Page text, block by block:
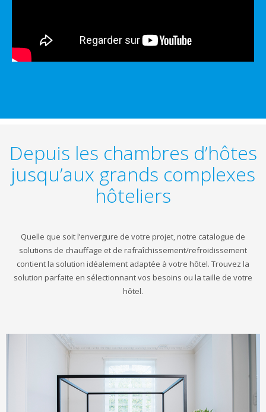
Depuis les chambres d’hôtes
jusqu’aux grands complexes
hôteliers
Quelle que soit l’envergure de votre projet, notre catalogue de
solutions de chauffage et de rafraîchissement/refroidissement
contient la solution idéalement adaptée à votre hôtel. Trouvez la
solution parfaite en sélectionnant vos besoins ou la taille de votre
hôtel.